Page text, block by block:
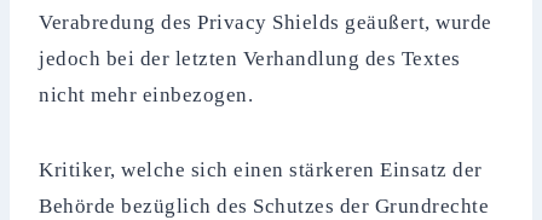
Verabredung des Privacy Shields geäußert, wurde
jedoch bei der letzten Verhandlung des Textes
nicht mehr einbezogen.
Kritiker, welche sich einen stärkeren Einsatz der
Behörde bezüglich des Schutzes der Grundrechte